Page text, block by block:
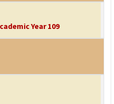
Year 109